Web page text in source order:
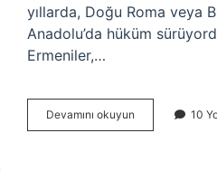
yıllarda, Doğu Roma veya
Anadolu’da hüküm
Ermeniler,…
Devamını okuyun
Yılından
10